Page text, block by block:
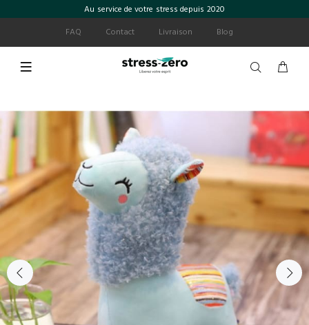
Au service de votre stress depuis 2020
FAQ
Contact Livraison Blog